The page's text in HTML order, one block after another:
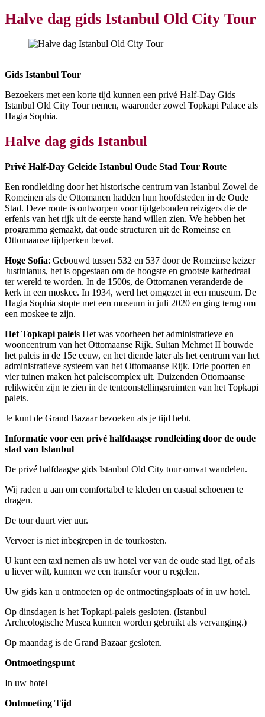
Halve dag gids Istanbul Old City Tour
Gids Istanbul Tour
Bezoekers met een korte tijd kunnen een privé Half-Day Gids
Istanbul Old City Tour nemen, waaronder zowel Topkapi Palace als
Hagia Sophia.
Halve dag gids Istanbul
Privé Half-Day Geleide Istanbul Oude Stad Tour Route
Een rondleiding door het historische centrum van Istanbul Zowel de
Romeinen als de Ottomanen hadden hun hoofdsteden in de Oude
Stad. Deze route is ontworpen voor tijdgebonden reizigers die de
erfenis van het rijk uit de eerste hand willen zien. We hebben het
programma gemaakt, dat oude structuren uit de Romeinse en
Ottomaanse tijdperken bevat.
Hoge Sofia: Gebouwd tussen 532 en 537 door de Romeinse keizer
Justinianus, het is opgestaan om de hoogste en grootste kathedraal
ter wereld te worden. In de 1500s, de Ottomanen veranderde de
kerk in een moskee. In 1934, werd het omgezet in een museum. De
Hagia Sophia stopte met een museum in juli 2020 en ging terug om
een moskee te zijn.
Het Topkapi paleis Het was voorheen het administratieve en
wooncentrum van het Ottomaanse Rijk. Sultan Mehmet II bouwde
het paleis in de 15e eeuw, en het diende later als het centrum van het
administratieve systeem van het Ottomaanse Rijk. Drie poorten en
vier tuinen maken het paleiscomplex uit. Duizenden Ottomaanse
relikwieën zijn te zien in de tentoonstellingsruimten van het Topkapi
paleis.
Je kunt de Grand Bazaar bezoeken als je tijd hebt.
Informatie voor een privé halfdaagse rondleiding door de oude
stad van Istanbul
De privé halfdaagse gids Istanbul Old City tour omvat wandelen.
Wij raden u aan om comfortabel te kleden en casual schoenen te
dragen.
De tour duurt vier uur.
Vervoer is niet inbegrepen in de tourkosten.
U kunt een taxi nemen als uw hotel ver van de oude stad ligt, of als
u liever wilt, kunnen we een transfer voor u regelen.
Uw gids kan u ontmoeten op de ontmoetingsplaats of in uw hotel.
Op dinsdagen is het Topkapi-paleis gesloten. (Istanbul
Archeologische Musea kunnen worden gebruikt als vervanging.)
Op maandag is de Grand Bazaar gesloten.
Ontmoetingspunt
In uw hotel
Ontmoeting Tijd